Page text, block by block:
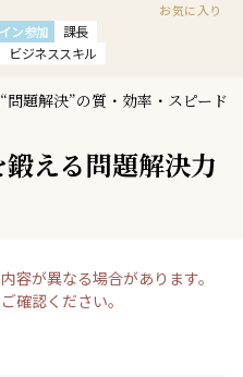
ン参加
課長
ビジネススキル
お気に入り
題解決”の質・効率・スピード
える問題解決力
容が異なる場合があります。
確認ください。